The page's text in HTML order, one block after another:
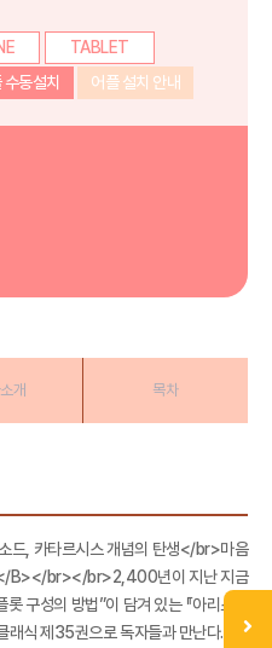
TABLET
수동설치 어플 설치 안내
개 목차
드, 카타르시스 개념의 탄생</br>마음
</B></br></br>2,400년이 지난 지금
구성의 방법”이 담겨 있는 『아리스토
래식 제35권으로 독자들과 만난다. 『시